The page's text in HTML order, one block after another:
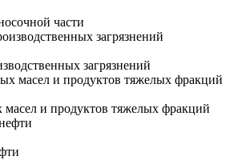
части
загрязнений
и продуктов тяжелых фракций